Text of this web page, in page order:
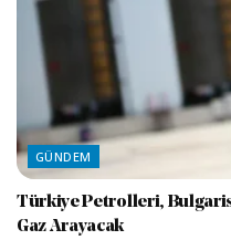
GÜNDEM
Türkiye Petrolleri,
Gaz Arayacak